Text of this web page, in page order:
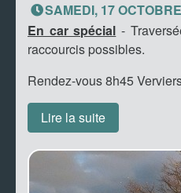
SAMEDI, 17
En car spécial -
raccourcis possibles.
Rendez-vous 8h45
Lire la suite